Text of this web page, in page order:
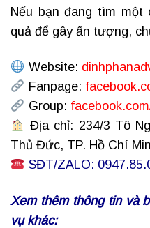
Nếu bạn đang tìm một
quả để gây ấn tượng,
Website:
Fanpage:
Group:
Địa chỉ: 234/3 Tô
Thủ Đức, TP. Hồ Chí
SĐT/ZALO:
Xem thêm thông tin và
vụ khác: